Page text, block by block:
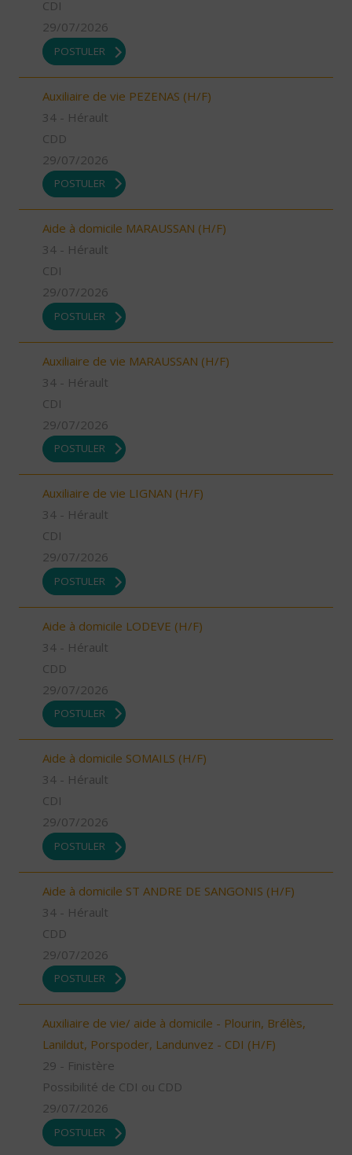
CDI
29/07/2026
POSTULER
Auxiliaire de vie PEZENAS (H/F)
34 - Hérault
CDD
29/07/2026
POSTULER
Aide à domicile MARAUSSAN (H/F)
34 - Hérault
CDI
29/07/2026
POSTULER
Auxiliaire de vie MARAUSSAN (H/F)
34 - Hérault
CDI
29/07/2026
POSTULER
Auxiliaire de vie LIGNAN (H/F)
34 - Hérault
CDI
29/07/2026
POSTULER
Aide à domicile LODEVE (H/F)
34 - Hérault
CDD
29/07/2026
POSTULER
Aide à domicile SOMAILS (H/F)
34 - Hérault
CDI
29/07/2026
POSTULER
Aide à domicile ST ANDRE DE SANGONIS (H/F)
34 - Hérault
CDD
29/07/2026
POSTULER
Auxiliaire de vie/ aide à domicile - Plourin, Brélès,
Lanildut, Porspoder, Landunvez - CDI (H/F)
29 - Finistère
Possibilité de CDI ou CDD
29/07/2026
POSTULER